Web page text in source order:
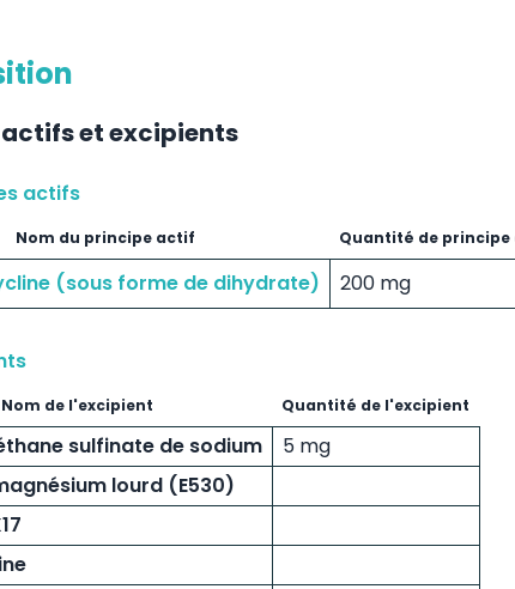
et excipients
actifs
Nom du principe actif Quantité de
(sous forme de dihydrate) 200 mg
Nom de l'excipient Quantité de l'excipient
sulfinate de sodium
5 mg
lourd (E530)